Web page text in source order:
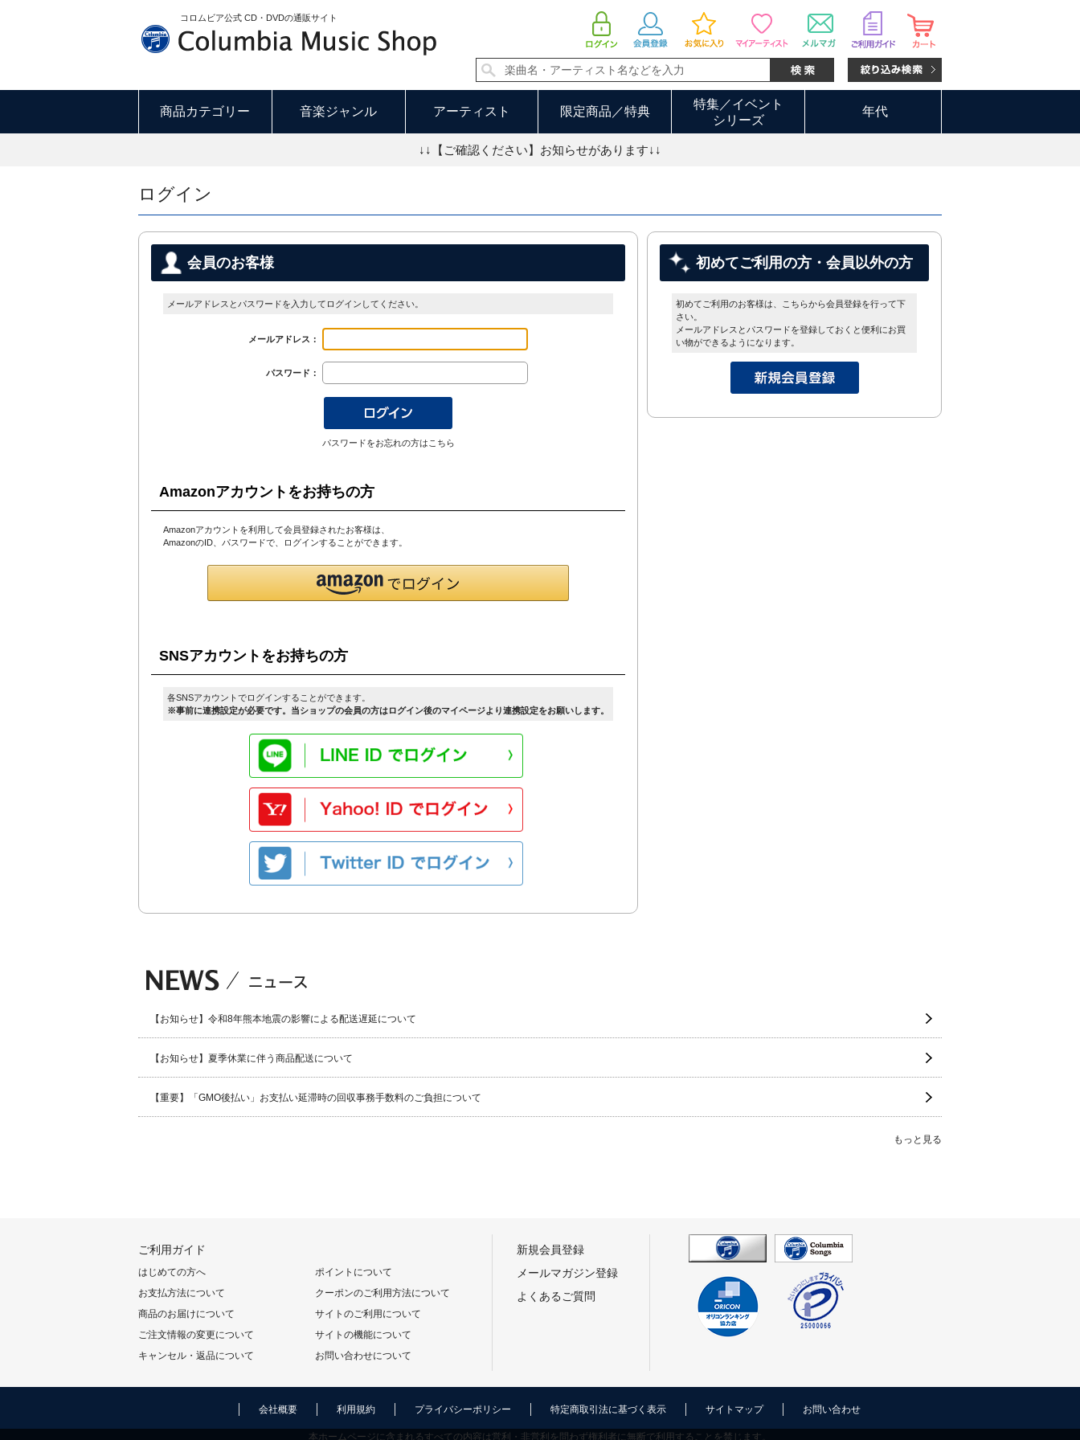
コロムビア公式 CD・DVDの通販サイト
商品カテゴリー 音楽ジャンル アーティスト 限定商品／特典
特集／イベント
シリーズ
年代
↓↓【ご確認ください】お知らせがあります↓↓
ログイン
会員のお客様
メールアドレスとパスワードを入力してログインしてください。
メールアドレス：
パスワード：
パスワードをお忘れの方はこちら
Amazonアカウントをお持ちの方
Amazonアカウントを利用して会員登録されたお客様は、
AmazonのID、パスワードで、ログインすることができます。
SNSアカウントをお持ちの方
各SNSアカウントでログインすることができます。
※事前に連携設定が必要です。当ショップの会員の方はログイン後のマイページより連携設定をお願いします。
初めてご利用の方・会員以外の方
初めてご利用のお客様は、こちらから会員登録を行って下
さい。
メールアドレスとパスワードを登録しておくと便利にお買
い物ができるようになります。
【お知らせ】令和8年熊本地震の影響による配送遅延について
【お知らせ】夏季休業に伴う商品配送について
【重要】「GMO後払い」お支払い延滞時の回収事務手数料のご負担について
もっと見る
ご利用ガイド
はじめての方へ
お支払方法について
商品のお届けについて
ご注文情報の変更について
キャンセル・返品について
ポイントについて
クーポンのご利用方法について
サイトのご利用について
サイトの機能について
お問い合わせについて
新規会員登録
メールマガジン登録
よくあるご質問
会社概要 利用規約 プライバシーポリシー 特定商取引法に基づく表示 サイトマップ お問い合わせ
本ホームページに含まれるすべての内容は営利・非営利を問わず権利者に無断で利用することを禁じます。